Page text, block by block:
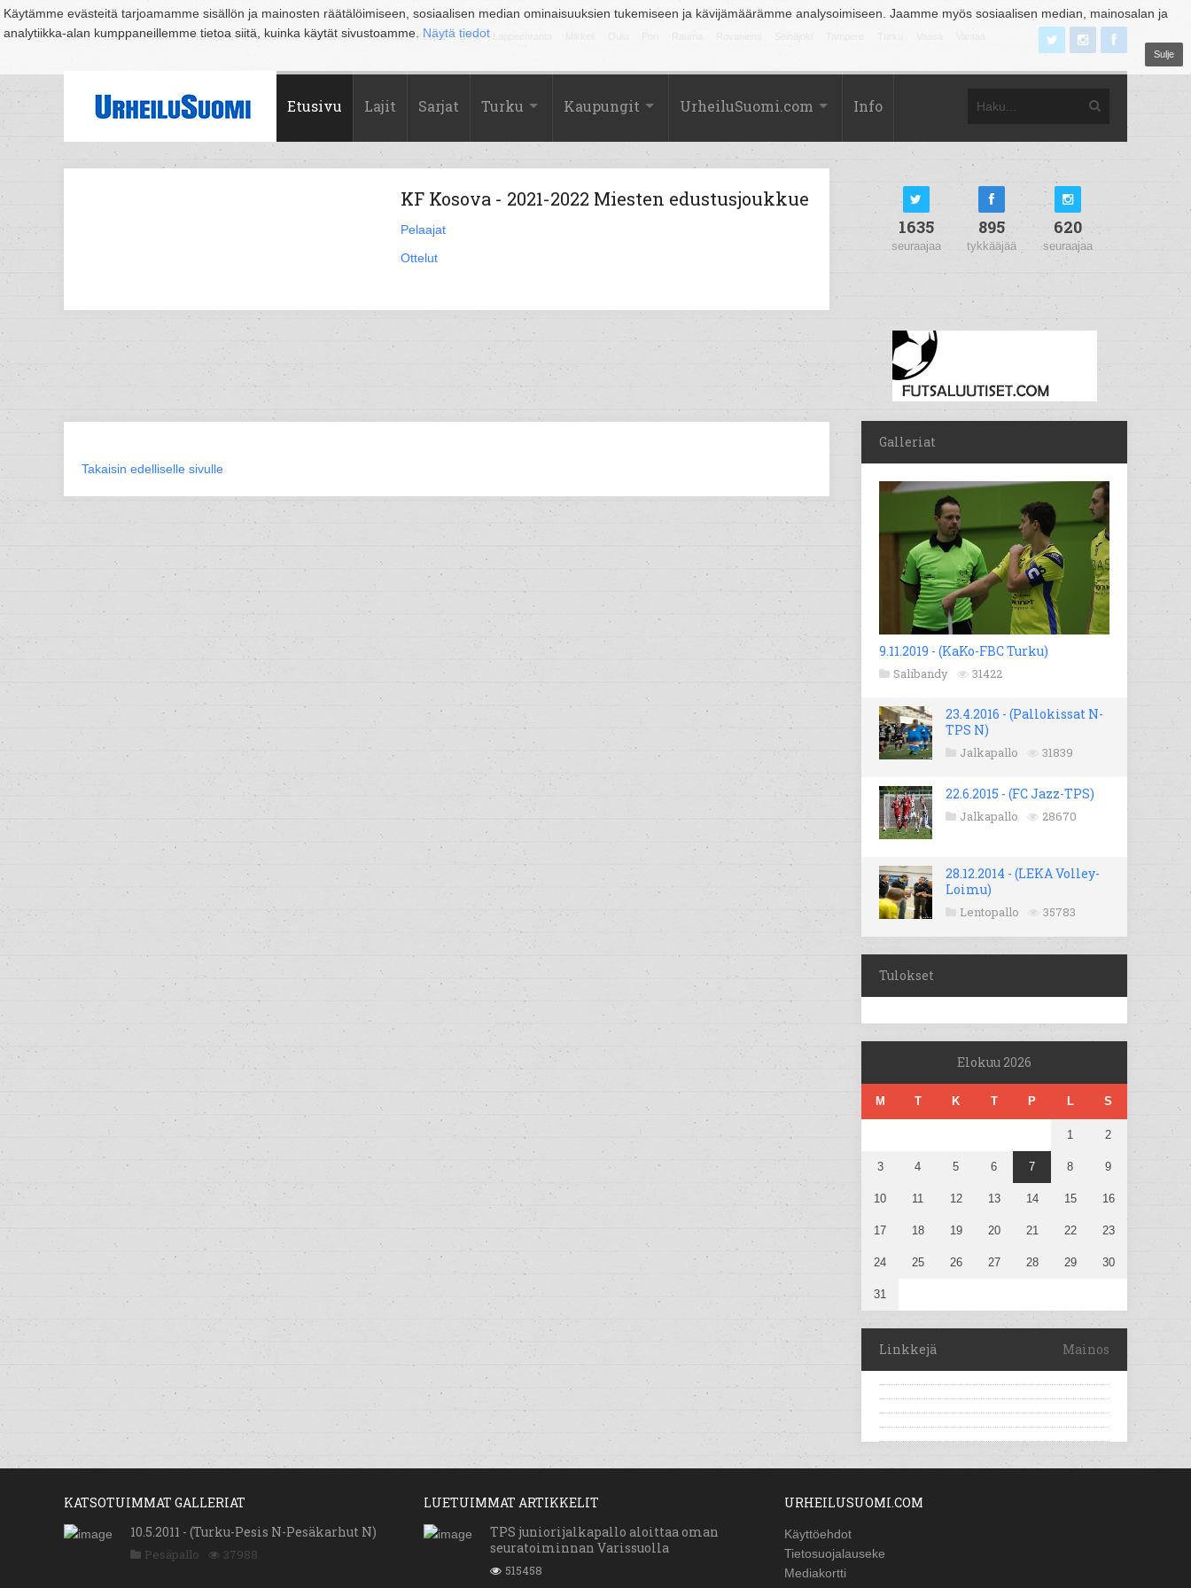
Käytämme evästeitä tarjoamamme sisällön ja mainosten räätälöimiseen, sosiaalisen median ominaisuuksien tukemiseen ja kävijämäärämme analysoimiseen. Jaamme myös sosiaalisen median, mainosalan ja
analytiikka-alan kumppaneillemme tietoa siitä, kuinka käytät sivustoamme. Näytä tiedot
Sulje
Suomi Espoo Helsinki Hämeenlinna Joensuu Jyväskylä Kouvola Kuopio Lahti
Etusivu Lajit Sarjat Turku Kaupungit UrheiluSuomi.com Info
KF Kosova - 2021-2022 Miesten edustusjoukkue
Pelaajat
Ottelut
Takaisin edelliselle sivulle
1635
seuraajaa
895
tykkääjää
620
seuraajaa
Galleriat
9.11.2019 - (KaKo-FBC Turku)
Salibandy 31422
23.4.2016 - (Pallokissat N-
TPS N)
Jalkapallo 31839
22.6.2015 - (FC Jazz-TPS)
Jalkapallo 28670
28.12.2014 - (LEKA Volley-
Loimu)
Lentopallo 35783
Tulokset
Elokuu 2026
M T K T P L S
1 2
3 4 5 6 7 8 9
10 11 12 13 14 15 16
17 18 19 20 21 22 23
24 25 26 27 28 29 30
31
Linkkejä Mainos
KATSOTUIMMAT GALLERIAT
10.5.2011 - (Turku-Pesis N-Pesäkarhut N)
Pesäpallo 37988
LUETUIMMAT ARTIKKELIT
TPS juniorijalkapallo aloittaa oman
seuratoiminnan Varissuolla
515458
URHEILUSUOMI.COM
Käyttöehdot
Tietosuojalauseke
Mediakortti